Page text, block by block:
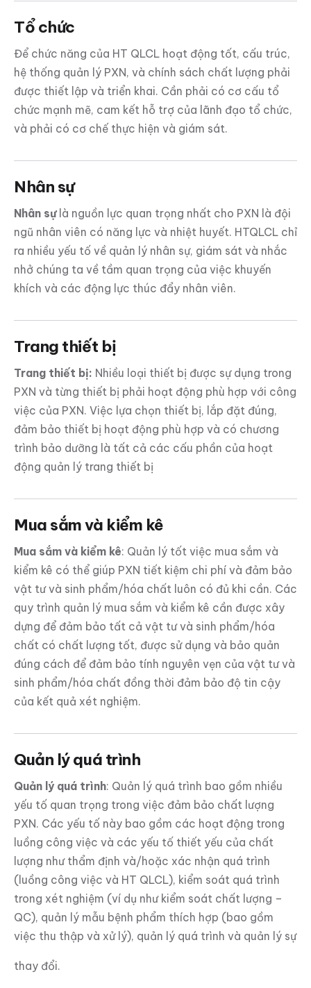
Tổ chức
Để chức năng của HT QLCL hoạt động tốt, cấu trúc,
hệ thống quản lý PXN, và chính sách chất lượng phải
được thiết lập và triển khai. Cần phải có cơ cấu tổ
chức mạnh mẽ, cam kết hỗ trợ của lãnh đạo tổ chức,
và phải có cơ chế thực hiện và giám sát.
Nhân sự
Nhân sựlà nguồn lực quan trọng nhất cho PXN là đội
ngũ nhân viên có năng lực và nhiệt huyết. HTQLCL chỉ
ra nhiều yếu tố về quản lý nhân sự, giám sát và nhắc
nhở chúng ta về tầm quan trọng của việc khuyến
khích và các động lực thúc đẩy nhân viên.
Trang thiết bị
Trang thiết bị: Nhiều loại thiết bị được sự dụng trong
PXN và từng thiết bị phải hoạt động phù hợp với công
việc của PXN. Việc lựa chọn thiết bị, lắp đặt đúng,
đảm bảo thiết bị hoạt động phù hợp và có chương
trình bảo dưỡng là tất cả các cấu phần của hoạt
động quản lý trang thiết bị
Mua sắm và kiểm kê
Mua sắm và kiểm kê: Quản lý tốt việc mua sắm và
kiểm kê có thể giúp PXN tiết kiệm chi phí và đảm bảo
vật tư và sinh phẩm/hóa chất luôn có đủ khi cần. Các
quy trình quản lý mua sắm và kiểm kê cần được xây
dựng để đảm bảo tất cả vật tư và sinh phẩm/hóa
chất có chất lượng tốt, được sử dụng và bảo quản
đúng cách để đảm bảo tính nguyên vẹn của vật tư và
sinh phẩm/hóa chất đồng thời đảm bảo độ tin cậy
của kết quả xét nghiệm.
Quản lý quá trình
Quản lý quá trình: Quản lý quá trình bao gồm nhiều
yếu tố quan trọng trong việc đảm bảo chất lượng
PXN. Các yếu tố này bao gồm các hoạt động trong
luồng công việc và các yếu tố thiết yếu của chất
lượng như thẩm định và/hoặc xác nhận quá trình
(luồng công việc và HT QLCL), kiểm soát quá trình
trong xét nghiệm (ví dụ như kiểm soát chất lượng –
QC), quản lý mẫu bệnh phẩm thích hợp (bao gồm
việc thu thập và xử lý), quản lý quá trình và quản lý sự
thay đổi.